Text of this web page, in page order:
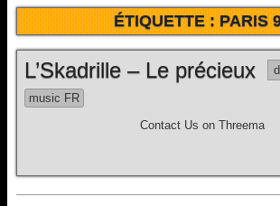
ÉTIQUETTE :PARIS
L’Skadrille – Le précieux
music FR
Contact Us on Threema